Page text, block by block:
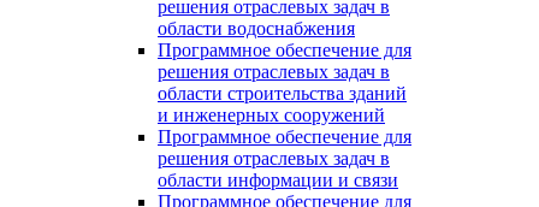
решения отраслевых задач в
области водоснабжения
Программное обеспечение для
решения отраслевых задач в
области строительства зданий
и инженерных сооружений
Программное обеспечение для
решения отраслевых задач в
области информации и связи
Программное обеспечение для